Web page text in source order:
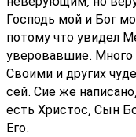
Господь мой и Бог
потому что увидел
уверовавшие. Много
Своими и других
сей. Сие же
есть Христос, Сын
Его.